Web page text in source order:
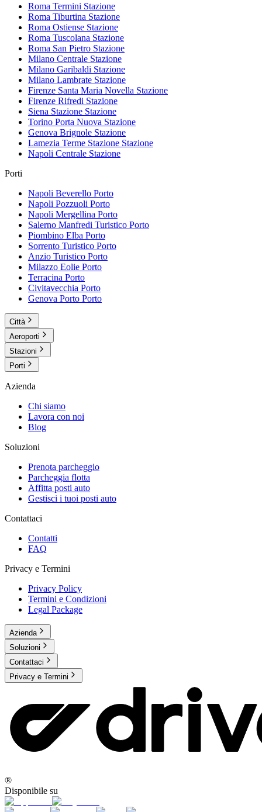
Roma Termini Stazione
Roma Tiburtina Stazione
Roma Ostiense Stazione
Roma Tuscolana Stazione
Roma San Pietro Stazione
Milano Centrale Stazione
Milano Garibaldi Stazione
Milano Lambrate Stazione
Firenze Santa Maria Novella Stazione
Firenze Rifredi Stazione
Siena Stazione Stazione
Torino Porta Nuova Stazione
Genova Brignole Stazione
Lamezia Terme Stazione Stazione
Napoli Centrale Stazione
Porti
Napoli Beverello Porto
Napoli Pozzuoli Porto
Napoli Mergellina Porto
Salerno Manfredi Turistico Porto
Piombino Elba Porto
Sorrento Turistico Porto
Anzio Turistico Porto
Milazzo Eolie Porto
Terracina Porto
Civitavecchia Porto
Genova Porto Porto
Città
Aeroporti
Stazioni
Porti
Azienda
Chi siamo
Lavora con noi
Blog
Soluzioni
Prenota parcheggio
Parcheggia flotta
Affitta posti auto
Gestisci i tuoi posti auto
Contattaci
Contatti
FAQ
Privacy e Termini
Privacy Policy
Termini e Condizioni
Legal Package
Azienda
Soluzioni
Contattaci
Privacy e Termini
®
Disponibile su